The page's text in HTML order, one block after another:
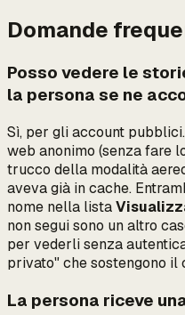
Domande
Posso vedere le
la persona se ne
Sì, per gli account
web anonimo (senza fare
trucco della modalità
aveva già in cache.
nome nella lista
non segui sono un altro
per vederli senza
privato" che sostengono il
La persona riceve